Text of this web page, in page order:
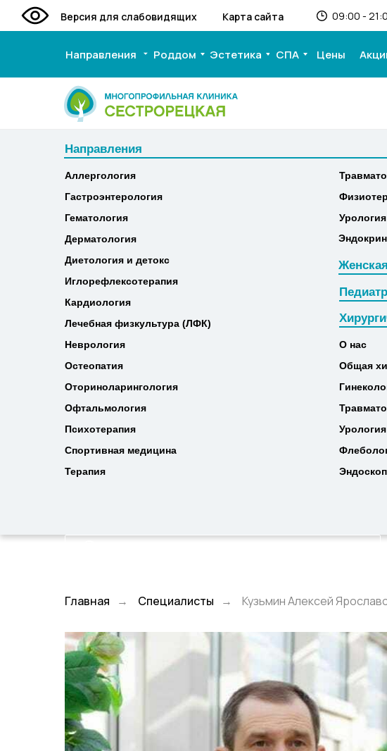
Версия для слабовидящих Карта сайта 09:00 -
Эстетика Цены
Роддом СПА
Направления
Направления
Аллергология
Гематология
Дерматология
Диетология и детокс
Иглорефлексотерапия
Кардиология
Неврология
Остеопатия
Офтальмология
Психотерапия
Спортивная медицина
Терапия
Урология
Урология
Общая
Лечебная физкультура (ЛФК)
О нас
Гастроэнтерология
Оториноларингология
Направления
Главная → Специалисты → Кузьмин Алексей